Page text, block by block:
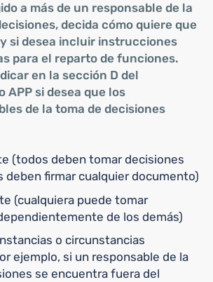
a más de un responsable de la
decida cómo quiere que
si desea incluir instrucciones
para el reparto de funciones.
en la sección D del
APP si desea que los
de la toma de decisiones
(todos deben tomar decisiones
deben firmar cualquier documento)
(cualquiera puede tomar
de los demás)
o circunstancias
ejemplo, si un responsable de la
se encuentra fuera del